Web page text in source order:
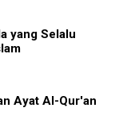
yang Selalu
Ayat Al-Qur'an